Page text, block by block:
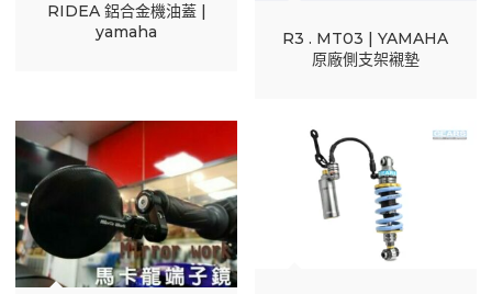
RIDEA 鋁合金機油蓋 |
yamaha
R3 . MT03 | YAMAHA
原廠側支架襯墊